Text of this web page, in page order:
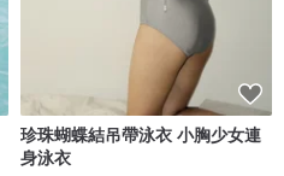
珍珠蝴蝶結吊帶泳衣 小胸少女連
身泳衣